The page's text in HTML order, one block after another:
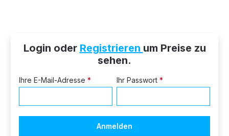
Login oder Registrieren um Preise zu
sehen.
Ihre E-Mail-Adresse * Ihr Passwort *
Anmelden